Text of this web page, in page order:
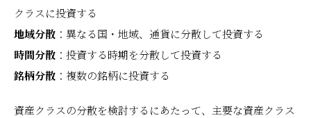
クラスに投資する
地域分散 ：異なる国・地域、通貨に分散して投資する
時間分散 ：投資する時期を分散して投資する
銘柄分散 ：複数の銘柄に投資する
資産クラスの分散を検討するにあたって、主要な資産クラス